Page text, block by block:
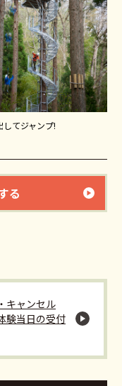
してジャンプ!
る
キャンセル
験当日の受付